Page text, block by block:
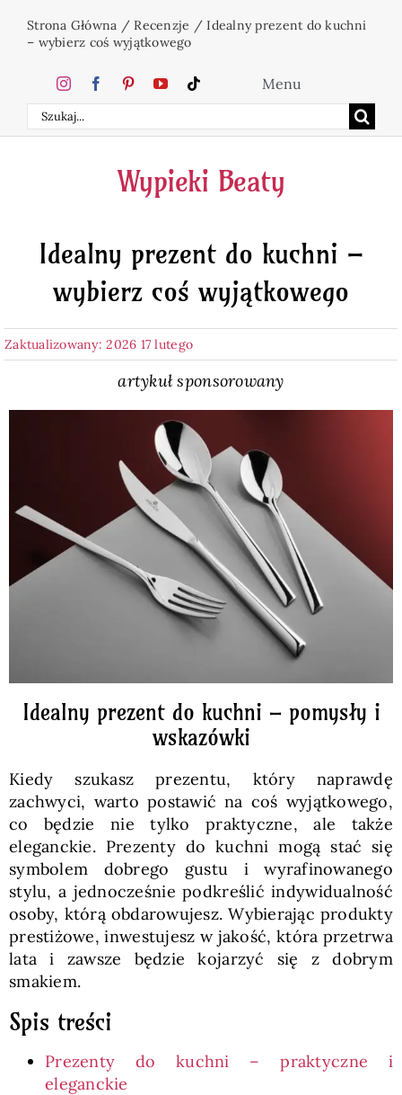
zawartości
Strona Główna /Recenzje /Idealny prezent do kuchni
– wybierz coś wyjątkowego
Szukaj
Menu
Home
Ciasta
Desery
Przetwory
Posiłki
Zdrowo i fit
Kuchnie świata
SKLEP
Polski
Wypieki Beaty
Idealny prezent do kuchni –
wybierz coś wyjątkowego
Zaktualizowany: 2026 17 lutego
artykuł sponsorowany
Idealny prezent do kuchni – pomysły i
wskazówki
Kiedy szukasz prezentu, który naprawdę
zachwyci, warto postawić na coś wyjątkowego,
co będzie nie tylko praktyczne, ale także
eleganckie. Prezenty do kuchni mogą stać się
symbolem dobrego gustu i wyrafinowanego
stylu, a jednocześnie podkreślić indywidualność
osoby, którą obdarowujesz. Wybierając produkty
prestiżowe, inwestujesz w jakość, która przetrwa
lata i zawsze będzie kojarzyć się z dobrym
smakiem.
Spis treści
Prezenty do kuchni – praktyczne i
eleganckie